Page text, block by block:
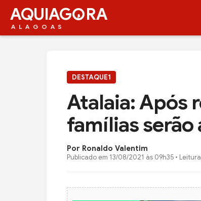
AQUIAG RA
ALAGOAS
DESTAQUE1
Atalaia: Após
famílias
Por Ronaldo Valentim
Publicado em 13/08/2021 às 09h35 •